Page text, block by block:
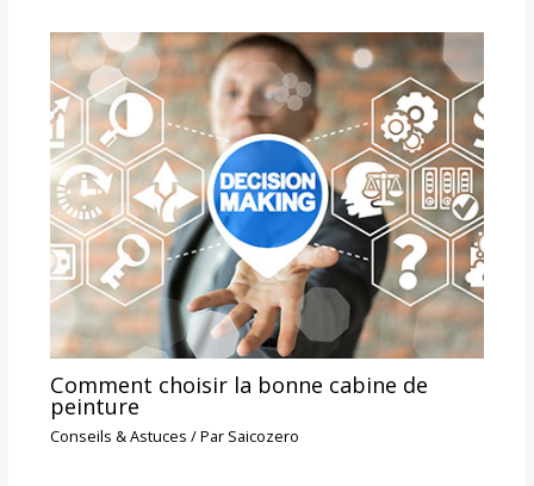
Comment choisir la bonne cabine de
peinture
Conseils & Astuces / Par Saicozero